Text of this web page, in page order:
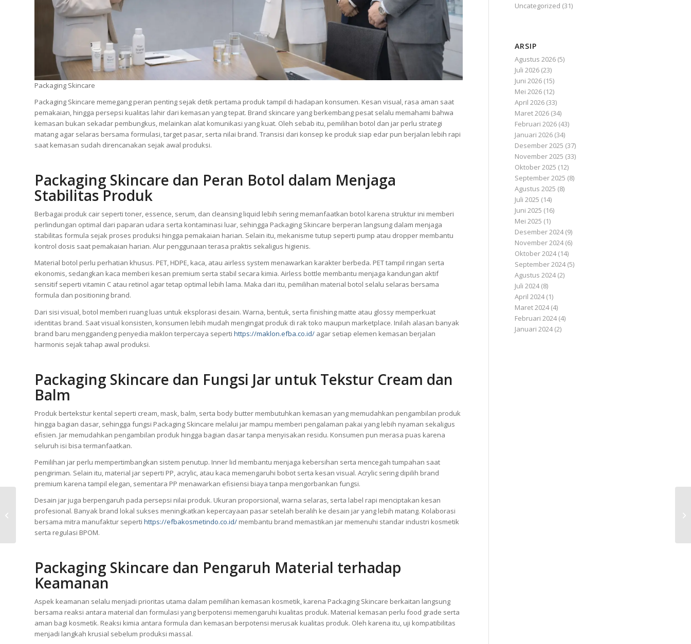
Packaging Skincare
Packaging Skincare memegang peran penting sejak detik pertama produk tampil di hadapan konsumen. Kesan visual, rasa aman saat
pemakaian, hingga persepsi kualitas lahir dari kemasan yang tepat. Brand skincare yang berkembang pesat selalu memahami bahwa
kemasan bukan sekadar pembungkus, melainkan alat komunikasi yang kuat. Oleh sebab itu, pemilihan botol dan jar perlu strategi
matang agar selaras bersama formulasi, target pasar, serta nilai brand. Transisi dari konsep ke produk siap edar pun berjalan lebih rapi
saat kemasan sudah direncanakan sejak awal produksi.
Packaging Skincare dan Peran Botol dalam Menjaga
Stabilitas Produk
Berbagai produk cair seperti toner, essence, serum, dan cleansing liquid lebih sering memanfaatkan botol karena struktur ini memberi
perlindungan optimal dari paparan udara serta kontaminasi luar, sehingga Packaging Skincare berperan langsung dalam menjaga
stabilitas formula sejak proses produksi hingga pemakaian harian. Selain itu, mekanisme tutup seperti pump atau dropper membantu
kontrol dosis saat pemakaian harian. Alur penggunaan terasa praktis sekaligus higienis.
Material botol perlu perhatian khusus. PET, HDPE, kaca, atau airless system menawarkan karakter berbeda. PET tampil ringan serta
ekonomis, sedangkan kaca memberi kesan premium serta stabil secara kimia. Airless bottle membantu menjaga kandungan aktif
sensitif seperti vitamin C atau retinol agar tetap optimal lebih lama. Maka dari itu, pemilihan material botol selalu selaras bersama
formula dan positioning brand.
Dari sisi visual, botol memberi ruang luas untuk eksplorasi desain. Warna, bentuk, serta finishing matte atau glossy memperkuat
identitas brand. Saat visual konsisten, konsumen lebih mudah mengingat produk di rak toko maupun marketplace. Inilah alasan banyak
brand baru menggandeng penyedia maklon terpercaya seperti https://maklon.efba.co.id/ agar setiap elemen kemasan berjalan
harmonis sejak tahap awal produksi.
Packaging Skincare dan Fungsi Jar untuk Tekstur Cream dan
Balm
Produk bertekstur kental seperti cream, mask, balm, serta body butter membutuhkan kemasan yang memudahkan pengambilan produk
hingga bagian dasar, sehingga fungsi Packaging Skincare melalui jar mampu memberi pengalaman pakai yang lebih nyaman sekaligus
efisien. Jar memudahkan pengambilan produk hingga bagian dasar tanpa menyisakan residu. Konsumen pun merasa puas karena
seluruh isi bisa termanfaatkan.
Pemilihan jar perlu mempertimbangkan sistem penutup. Inner lid membantu menjaga kebersihan serta mencegah tumpahan saat
pengiriman. Selain itu, material jar seperti PP, acrylic, atau kaca memengaruhi bobot serta kesan visual. Acrylic sering dipilih brand
premium karena tampil elegan, sementara PP menawarkan efisiensi biaya tanpa mengorbankan fungsi.
Desain jar juga berpengaruh pada persepsi nilai produk. Ukuran proporsional, warna selaras, serta label rapi menciptakan kesan
profesional. Banyak brand lokal sukses meningkatkan kepercayaan pasar setelah beralih ke desain jar yang lebih matang. Kolaborasi
bersama mitra manufaktur seperti https://efbakosmetindo.co.id/ membantu brand memastikan jar memenuhi standar industri kosmetik
serta regulasi BPOM.
Packaging Skincare dan Pengaruh Material terhadap
Keamanan
Aspek keamanan selalu menjadi prioritas utama dalam pemilihan kemasan kosmetik, karena Packaging Skincare berkaitan langsung
bersama reaksi antara material dan formulasi yang berpotensi memengaruhi kualitas produk. Material kemasan perlu food grade serta
aman bagi kosmetik. Reaksi kimia antara formula dan kemasan berpotensi merusak kualitas produk. Oleh karena itu, uji kompatibilitas
menjadi langkah krusial sebelum produksi massal.
Uncategorized (31)
ARSIP
Agustus 2026 (5)
Juli 2026 (23)
Juni 2026 (15)
Mei 2026 (12)
April 2026 (33)
Maret 2026 (34)
Februari 2026 (43)
Januari 2026 (34)
Desember 2025 (37)
November 2025 (33)
Oktober 2025 (12)
September 2025 (8)
Agustus 2025 (8)
Juli 2025 (14)
Juni 2025 (16)
Mei 2025 (1)
Desember 2024(9)
November 2024(6)
Oktober 2024(14)
September 2024(5)
Agustus 2024(2)
Juli 2024(8)
April 2024(1)
Maret 2024(4)
Februari 2024(4)
Januari 2024(2)
Jasa Maklon Skincare:
6 Cara Menghitung
Biaya Produksi yang
Realistis